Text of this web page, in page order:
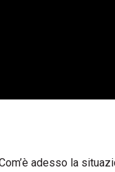
adesso la